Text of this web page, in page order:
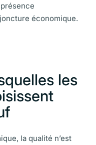
économique.
les
la qualité n’est